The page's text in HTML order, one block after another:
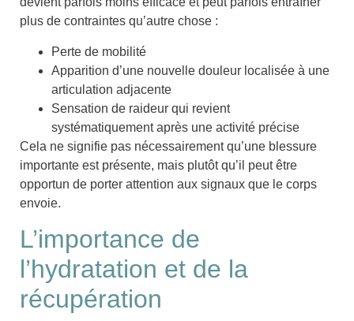
plus de contraintes qu’autre chose :
Perte de mobilité
Apparition d’une nouvelle douleur localisée à une
articulation adjacente
Sensation de raideur qui revient
systématiquement après une activité précise
Cela ne signifie pas nécessairement qu’une blessure
importante est présente, mais plutôt qu’il peut être
opportun de porter attention aux signaux que le corps
envoie.
L’importance de
l’hydratation et de la
récupération